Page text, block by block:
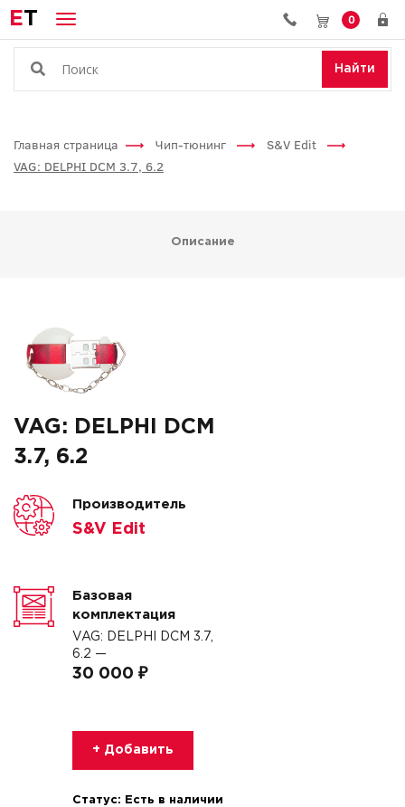
ET 0
Найти
Главная страница Чип-тюнинг
S&V Edit
VAG: DELPHI DCM 3.7, 6.2
Описание
VAG: DELPHI DCM
3.7, 6.2
Производитель
S&V Edit
Базовая
комплектация
VAG: DELPHI DCM 3.7,
6.2 —
30 000 ₽
+ Добавить
Статус: Есть в наличии